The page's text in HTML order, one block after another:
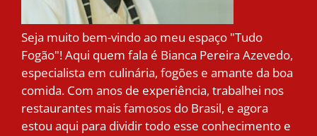
Seja muito bem-vindo ao meu espaço "Tudo
Fogão"! Aqui quem fala é Bianca Pereira Azevedo,
especialista em culinária, fogões e amante da boa
comida. Com anos de experiência, trabalhei nos
restaurantes mais famosos do Brasil, e agora
estou aqui para dividir todo esse conhecimento e